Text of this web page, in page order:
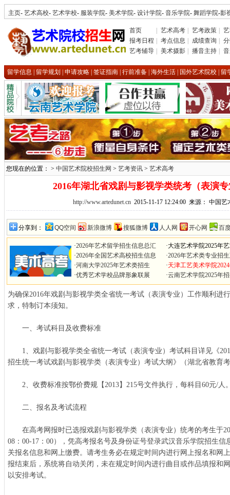
主页- 艺术高校- 艺术学校- 服装学院- 美术学院- 设计学院- 音乐学院- 舞蹈学院-影
首页 艺术高考 艺考政策
报考日程
考点信息 成绩查询
艺考辅导
美术摄影 播音主持
留学信息 留学规划 申请攻略 签证指南 行前准备 海外生活 国外艺术院校 留
您现在的位置： > 中国艺术院校招生网 > 艺考资讯 > 艺术高考
2016年湖北省戏剧与影视学类统考（表演
http://www.artedunet.cn2015-11-17 12:24:00 来源： 中国艺
分享到： QQ空间 新浪微博 搜狐微博 人人网 开心网 百
·2026年艺术留学招生信息总汇
·2026年全国艺术高校招生信息
·河南大学2025年艺术类招生
·优秀艺术学校品牌形象联展
·大连艺术学院2025年
·2026年艺术类专业招
·天津工艺美术学院
·云南艺术学院2025年
为确保2016年戏剧与影视学类全省统一考试（表演专业）工作顺利进
求，特制订本须知。
一、考试科目及收费标准
1、戏剧与影视学类全省统一考试（表演专业）考试科目详见《
招生统一考试戏剧与影视学类（表演专业）考试大纲》（湖北省教育
2、收费标准按鄂价费规【2013】215号文件执行，每科目60元/人
二、报名及考试流程
在高考网报时已选报戏剧与影视学类（表演专业）统考的考生于
08：00-17：00），凭高考报名号及身份证号登录武汉音乐学院招生
关报名信息和网上缴费。请考生务必在规定时间内进行网上报名和网
报结束后，系统将自动关闭，未在规定时间内进行曲目或作品填报和
以安排考试。